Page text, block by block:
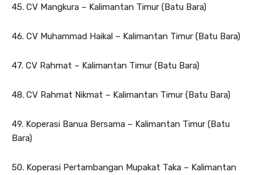
45. CV Mangkura – Kalimantan Timur (Batu Bara)
46. CV Muhammad Haikal – Kalimantan Timur (Batu Bara)
47. CV Rahmat – Kalimantan Timur (Batu Bara)
48. CV Rahmat Nikmat – Kalimantan Timur (Batu Bara)
49. Koperasi Banua Bersama – Kalimantan Timur (Batu
Bara)
50. Koperasi Pertambangan Mupakat Taka – Kalimantan